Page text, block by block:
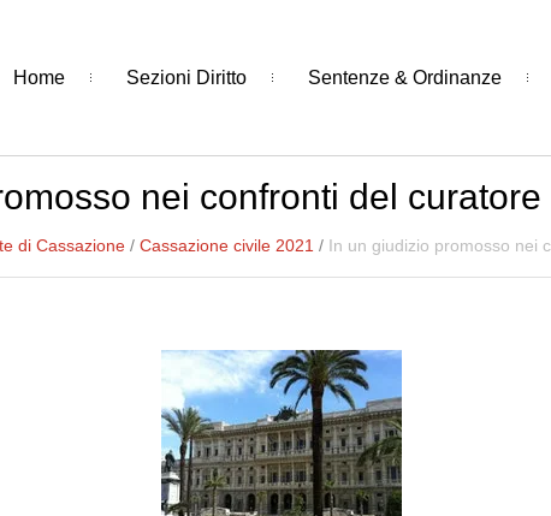
Home Sezioni Diritto Sentenze & Ordinanze
nei confronti del
di Cassazione / Cassazione civile 2021 / In un giudizio promosso nei